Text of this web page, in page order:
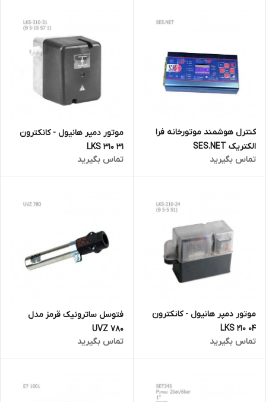
کنترل هوشمند موتورخانه فرا
الکتریک SES.NET
تماس بگیرید
موتور دمپر هانیول - کانکترون
LKS 310 31
تماس بگیرید
موتور دمپر هانیول - کانکترون
LKS 210 04
تماس بگیرید
فتوسل ساترونیک قرمز مدل
UVZ 780
تماس بگیرید